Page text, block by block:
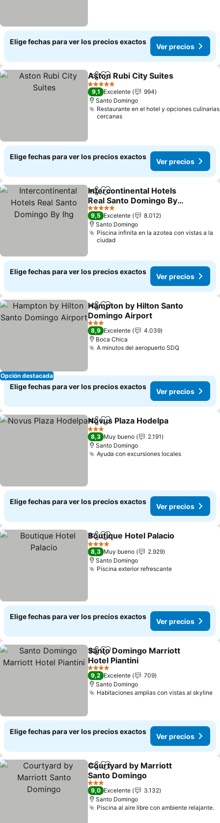
Elige fechas para ver los precios exactos
Ver precios
CompartirAgregar a favoritos
Aston Rubi City Suites
5 Estrellas
9,1 Excelente
994
Santo Domingo
Restaurante en el hotel y opciones culinarias
cercanas
Elige fechas para ver los precios exactos
Ver precios
CompartirAgregar a favoritos
Intercontinental Hotels
Real Santo Domingo By
Ihg
5 Estrellas
9,5 Excelente
8.012
Santo Domingo
Piscina infinita en la azotea con vistas a la
ciudad
Elige fechas para ver los precios exactos
Ver precios
Opción destacada
CompartirAgregar a favoritos
Hampton by Hilton Santo
Domingo Airport
3 Estrellas
8,9 Excelente
4.039
Boca Chica
A minutos del aeropuerto SDQ
Elige fechas para ver los precios exactos
Ver precios
CompartirAgregar a favoritos
Novus Plaza Hodelpa
3 Estrellas
8,3 Muy bueno
2.191
Santo Domingo
Ayuda con excursiones locales
Elige fechas para ver los precios exactos
Ver precios
CompartirAgregar a favoritos
Boutique Hotel Palacio
4 Estrellas
8,3 Muy bueno
2.929
Santo Domingo
Piscina exterior refrescante
Elige fechas para ver los precios exactos
Ver precios
CompartirAgregar a favoritos
Santo Domingo Marriott
Hotel Piantini
4 Estrellas
9,2 Excelente
709
Santo Domingo
Habitaciones amplias con vistas al skyline
Elige fechas para ver los precios exactos
Ver precios
CompartirAgregar a favoritos
Courtyard by Marriott
Santo Domingo
3 Estrellas
9,0 Excelente
3.132
Santo Domingo
Piscina al aire libre con ambiente relajante.